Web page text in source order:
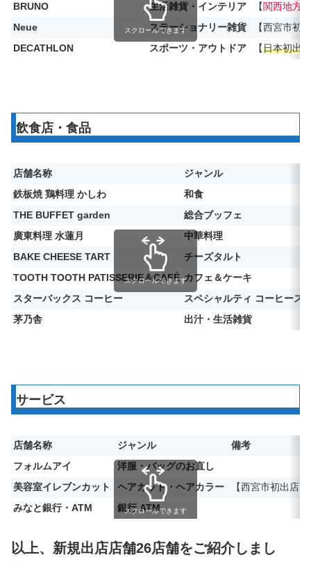
BRUNO
生活雑貨・インテリア 【 関西地方
Neue
ステーショナリー雑貨
【西宮市初
DECATHLON
スポーツ・アウトドア 【日本初出店
スクロールできます
飲食店・食品
店舗名称
ジャンル
鉄板焼 鶏料理 かしわ
和食
THE BUFFET garden
総合ブッフェ
廣東料理 水蓮月
中華料理
BAKE CHEESE TART
チーズタルト
TOOTH TOOTH PATISSERIE＆CAFÉ カフェ＆ケーキ
スターバックス コーヒー
スペシャルティ コーヒース
茅乃舎
出汁・生活雑貨
スクロールできます
サービス
店舗名称 ジャンル
備考
フォルムアイ
洋服・バッグのお直し
美容室イレブンカット
ヘアカット・ヘアカラー
【西宮市初出店】
みなと銀行・ATM
銀行 ATM
スクロールできます
以上、新規出店店舗26店舗をご紹介しまし